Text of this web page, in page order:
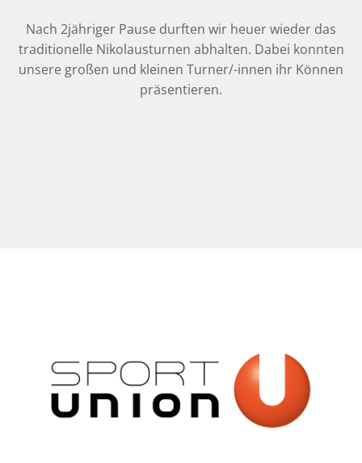
Nach 2jähriger Pause durften wir heuer wieder das
traditionelle Nikolausturnen abhalten. Dabei konnten
unsere großen und kleinen Turner/-innen ihr Können
präsentieren.